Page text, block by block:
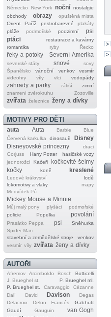
Německo
New York noční nostalgie
obchody
obrazy
opuštěná místa
Orient
Paříž pestrobarevné
plakáty
pláže
podmořské podzimní
psi
ptáci
restaurace a kavárny
romantika
ryby Řecko
řeky a potoky Severní Amerika
severské státy snové
sovy
Španělsko
vánoční venkov
vesmír
videohry
víly vlci vodopády
zahrady a parky zátiší
zimní
znamení zvěrokruhu
Zozoville
zvířata železnice ženy a dívky
MOTIVY PRO DĚTI
auta Auta Barbie
Blue
Červená karkulka
dinosauři
Disney
Disneyovské princezny
draci
Gorjuss
Harry Potter
hasičské vozy
jednorožci
Kačeři
kočkovité šelmy
kočky
koně kreslené
Ledové království
lodě
lokomotivy a vlaky
mapy
Medvídek Pú
Mickey Mouse a Minnie
Můj malý pony plyšáci
podmořské
policie
Popelka povolání
Prasátko Peppa psi
Sněhurka
Spider‐Man
stavební a zemědělské stroje
venkov
vesmír víly zvířata ženy a dívky
AUTOŘI
Afremov Arcimboldo Bosch
Botticelli
J. Brueghel st.
P. Brueghel ml.
P. Brueghel st.
Caravaggio
Cézanne
Dalí
David Davison
Degas
Delacroix
Delon Francés
Galchutt
Gaudí
Gauguin
van Gogh